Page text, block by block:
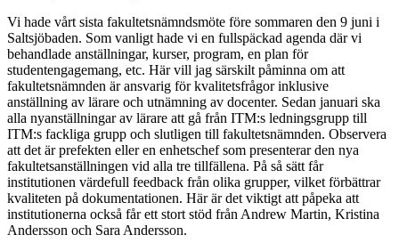
Vi hade vårt sista fakultetsnämndsmöte före sommaren den 9 juni i
Saltsjöbaden. Som vanligt hade vi en fullspäckad agenda där vi
behandlade anställningar, kurser, program, en plan för
studentengagemang, etc. Här vill jag särskilt påminna om att
fakultetsnämnden är ansvarig för kvalitetsfrågor inklusive
anställning av lärare och utnämning av docenter. Sedan januari ska
alla nyanställningar av lärare att gå från ITM:s ledningsgrupp till
ITM:s fackliga grupp och slutligen till fakultetsnämnden. Observera
att det är prefekten eller en enhetschef som presenterar den nya
fakultetsanställningen vid alla tre tillfällena. På så sätt får
institutionen värdefull feedback från olika grupper, vilket förbättrar
kvaliteten på dokumentationen. Här är det viktigt att påpeka att
institutionerna också får ett stort stöd från Andrew Martin, Kristina
Andersson och Sara Andersson.